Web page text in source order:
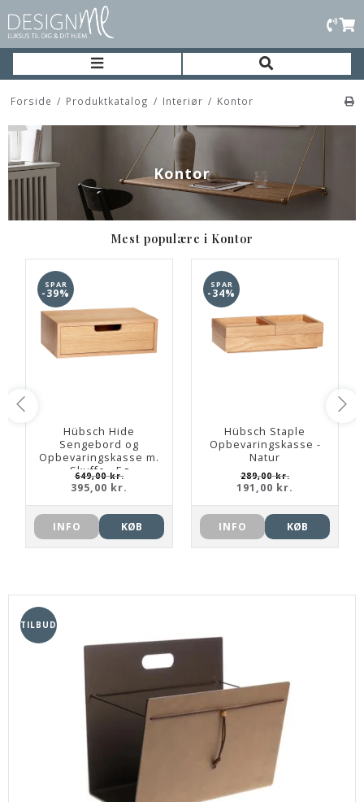
Forside / Produktkatalog / Interiør / Kontor
Kontor
Mest populære i Kontor
SPAR
-39%
Hübsch Hide
Sengebord og
Opbevaringskasse m.
Skuffe - Eg
649,00 kr.
395,00 kr.
INFO KØB
SPAR
-34%
Hübsch Staple
Opbevaringskasse -
Natur
289,00 kr.
191,00 kr.
INFO KØB
TILBUD